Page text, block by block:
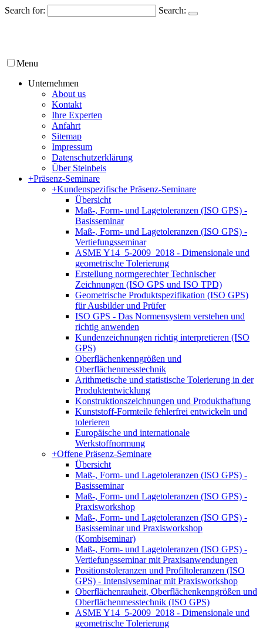
Search for: Search:
Menu
Unternehmen
About us
Kontakt
Ihre Experten
Anfahrt
Sitemap
Impressum
Datenschutzerklärung
Über Steinbeis
+Präsenz-Seminare
+Kundenspezifische Präsenz-Seminare
Übersicht
Maß-, Form- und Lagetoleranzen (ISO GPS) -
Basisseminar
Maß-, Form- und Lagetoleranzen (ISO GPS) -
Vertiefungsseminar
ASME Y14_5-2009_2018 - Dimensionale und
geometrische Tolerierung
Erstellung normgerechter Technischer
Zeichnungen (ISO GPS und ISO TPD)
Geometrische Produktspezifikation (ISO GPS)
für Ausbilder und Prüfer
ISO GPS - Das Normensystem verstehen und
richtig anwenden
Kundenzeichnungen richtig interpretieren (ISO
GPS)
Oberflächenkenngrößen und
Oberflächenmesstechnik
Arithmetische und statistische Tolerierung in der
Produktentwicklung
Konstruktionszeichnungen und Produkthaftung
Kunststoff-Formteile fehlerfrei entwickeln und
tolerieren
Europäische und internationale
Werkstoffnormung
+Offene Präsenz-Seminare
Übersicht
Maß-, Form- und Lagetoleranzen (ISO GPS) -
Basisseminar
Maß-, Form- und Lagetoleranzen (ISO GPS) -
Praxisworkshop
Maß-, Form- und Lagetoleranzen (ISO GPS) -
Basisseminar und Praxisworkshop
(Kombiseminar)
Maß-, Form- und Lagetoleranzen (ISO GPS) -
Vertiefungsseminar mit Praxisanwendungen
Positionstoleranzen und Profiltoleranzen (ISO
GPS) - Intensivseminar mit Praxisworkshop
Oberflächenrauheit, Oberflächenkenngrößen und
Oberflächenmesstechnik (ISO GPS)
ASME Y14_5-2009_2018 - Dimensionale und
geometrische Tolerierung